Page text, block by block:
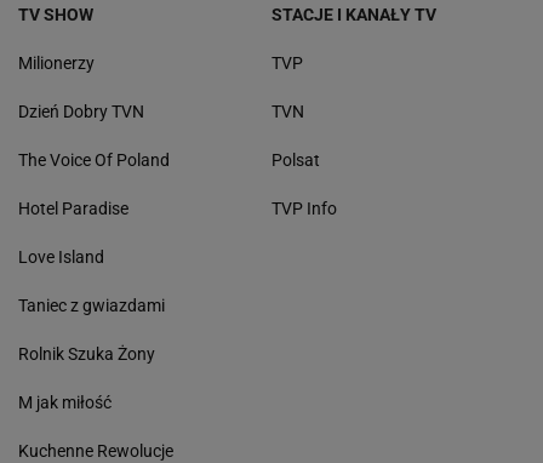
TV SHOW
Milionerzy
Dzień Dobry TVN
The Voice Of Poland
Hotel Paradise
Love Island
Taniec z gwiazdami
Rolnik Szuka Żony
M jak miłość
Kuchenne Rewolucje
STACJE I KANAŁY TV
TVP
TVN
Polsat
TVP Info